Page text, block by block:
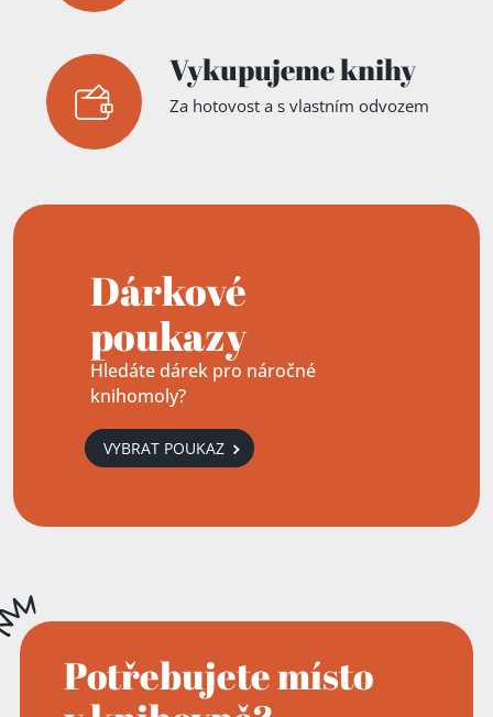
Vykupujeme knihy
Za hotovost a s vlastním odvozem
Dárkové
poukazy
Hledáte dárek pro náročné
knihomoly?
VYBRAT POUKAZ
Potřebujete místo